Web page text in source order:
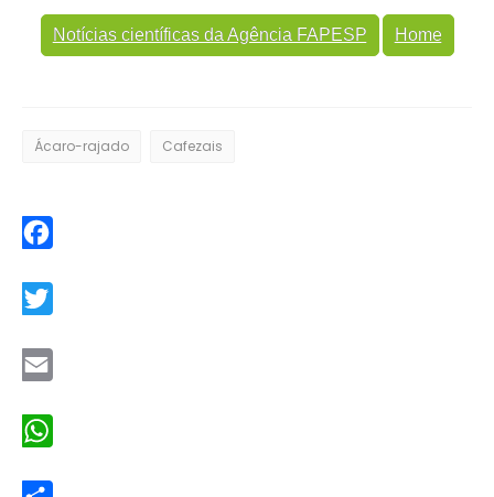
Notícias científicas da Agência FAPESP Home
Ácaro-rajado Cafezais